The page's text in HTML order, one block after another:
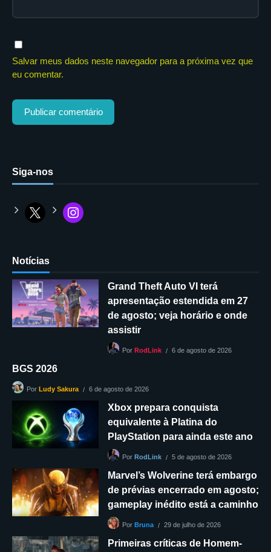
Salvar meus dados neste navegador para a próxima vez que
eu comentar.
Siga-nos
Notícias
Grand Theft Auto VI terá
apresentação estendida em 27
de agosto; veja horário e onde
assistir
Por RodLink 6 de agosto de 2026
BGS 2026
Por Ludy Sakura 6 de agosto de 2026
Xbox prepara conquista
equivalente à Platina do
PlayStation para ainda este ano
Por RodLink 5 de agosto de 2026
Marvel’s Wolverine terá embargo
de prévias encerrado em agosto;
gameplay inédito está a caminho
Por Bruna 29 de julho de 2026
Primeiras críticas de Homem-